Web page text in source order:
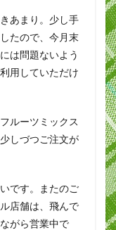
あまり。少し手
たので、今月末
は問題ないよう
用していただけ
ルーツミックス
しづつご注文が
です。またのご
店舗は、飛んで
がら営業中で